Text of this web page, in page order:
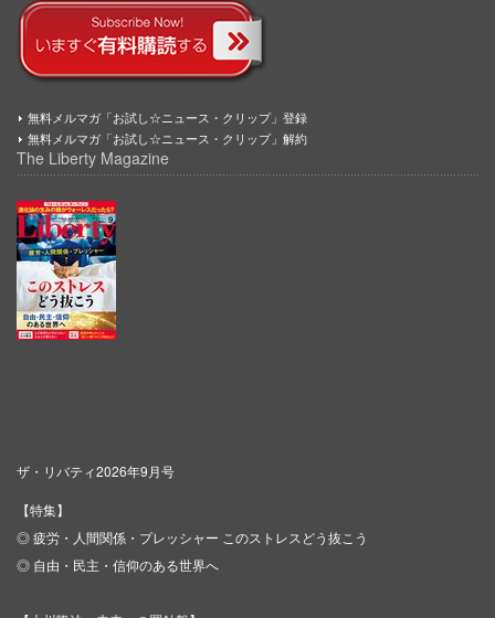
無料メルマガ「お試し☆ニュース・クリップ」登録
無料メルマガ「お試し☆ニュース・クリップ」解約
The Liberty Magazine
ザ・リバティ2026年9月号
【特集】
◎ 疲労・人間関係・プレッシャー このストレスどう抜こう
◎ 自由・民主・信仰のある世界へ